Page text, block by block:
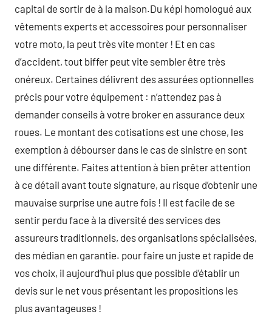
capital de sortir de à la maison.Du képi homologué aux
vêtements experts et accessoires pour personnaliser
votre moto, la peut très vite monter ! Et en cas
d’accident, tout biffer peut vite sembler être très
onéreux. Certaines délivrent des assurées optionnelles
précis pour votre équipement : n’attendez pas à
demander conseils à votre broker en assurance deux
roues. Le montant des cotisations est une chose, les
exemption à débourser dans le cas de sinistre en sont
une différente. Faites attention à bien prêter attention
à ce détail avant toute signature, au risque d’obtenir une
mauvaise surprise une autre fois ! Il est facile de se
sentir perdu face à la diversité des services des
assureurs traditionnels, des organisations spécialisées,
des médian en garantie. pour faire un juste et rapide de
vos choix, il aujourd’hui plus que possible d’établir un
devis sur le net vous présentant les propositions les
plus avantageuses !